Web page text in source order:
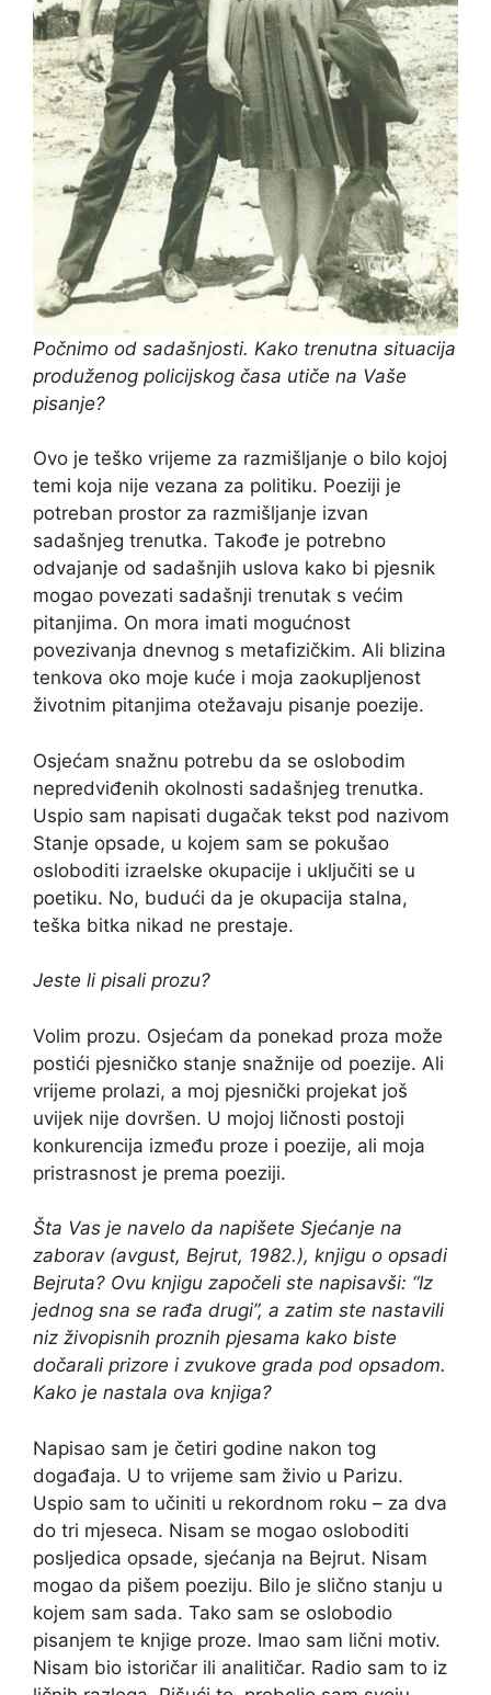
Počnimo od sadašnjosti. Kako trenutna situacija
produženog policijskog časa utiče na Vaše
pisanje?
Ovo je teško vrijeme za razmišljanje o bilo kojoj
temi koja nije vezana za politiku. Poeziji je
potreban prostor za razmišljanje izvan
sadašnjeg trenutka. Takođe je potrebno
odvajanje od sadašnjih uslova kako bi pjesnik
mogao povezati sadašnji trenutak s većim
pitanjima. On mora imati mogućnost
povezivanja dnevnog s metafizičkim. Ali blizina
tenkova oko moje kuće i moja zaokupljenost
životnim pitanjima otežavaju pisanje poezije.
Osjećam snažnu potrebu da se oslobodim
nepredviđenih okolnosti sadašnjeg trenutka.
Uspio sam napisati dugačak tekst pod nazivom
Stanje opsade, u kojem sam se pokušao
osloboditi izraelske okupacije i uključiti se u
poetiku. No, budući da je okupacija stalna,
teška bitka nikad ne prestaje.
Jeste li pisali prozu?
Volim prozu. Osjećam da ponekad proza ​​može
postići pjesničko stanje snažnije od poezije. Ali
vrijeme prolazi, a moj pjesnički projekat još
uvijek nije dovršen. U mojoj ličnosti postoji
konkurencija između proze i poezije, ali moja
pristrasnost je prema poeziji.
Šta Vas je navelo da napišete Sjećanje na
zaborav (avgust, Bejrut, 1982.), knjigu o opsadi
Bejruta? Ovu knjigu započeli ste napisavši: “Iz
jednog sna se rađa drugi”, a zatim ste nastavili
niz živopisnih proznih pjesama kako biste
dočarali prizore i zvukove grada pod opsadom.
Kako je nastala ova knjiga?
Napisao sam je četiri godine nakon tog
događaja. U to vrijeme sam živio u Parizu.
Uspio sam to učiniti u rekordnom roku – za dva
do tri mjeseca. Nisam se mogao osloboditi
posljedica opsade, sjećanja na Bejrut. Nisam
mogao da pišem poeziju. Bilo je slično stanju u
kojem sam sada. Tako sam se oslobodio
pisanjem te knjige proze. Imao sam lični motiv.
Nisam bio istoričar ili analitičar. Radio sam to iz